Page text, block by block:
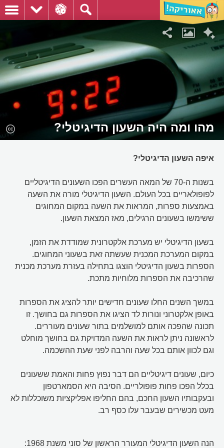
מהו ומה היה השעון הדיגיטלי?
איפה השעון הדיגיטלי?
בשנות ה-70 של המאה העשרים הפכו השעונים הדיגיטליים
לפופולאריים בכל העולם. השעון הדיגיטלי מורה את השעה
באמצעות ספרות, המראות את השעה במקום המחוגים
ששימשו בשעונים הרגילים, מאז המצאת השעון.
בשעון הדיגיטלי יש מערכת אלקטרונית שמודדת את הזמן,
במקום המערכת המכנית שעשתה זאת בשעוני המחוגים.
הספרות בשעון הדיגיטלי הוצגו בתחילה בעזרת מערכת מכנית
שהרכיבה את הספרות מלוחיות מתכת.
במשך השנים החלו שעונים חדישים יותר להציג את הספרות
באופן אלקטרוני ונורות לד הציגו את הספרות גם בחושך. זו
תכונה שהפכה אותם למושלמים בתור שעונים מעוררים.
לראשונה ניתן לראות את השעה המדויקת גם בחושך מוחלט
וגם לכוון אותם בכל שעה והרבה לפני שעת ההשכמה.
כיום, שעונים דיגיטליים הם דבר נפוץ פחות והאמת ששעונים
בכלל הפכו פחות פופולריים. הסיבה היא הסמארטפון
ובעקבותיו השעון החכם, בהם החליפו אפליקציות משוכללות לא
מעט מכשירים שבעבר עלו כסף רב.
הנה השעון הדיגיטלי המעורר הראשון של סוני משנת 1968: